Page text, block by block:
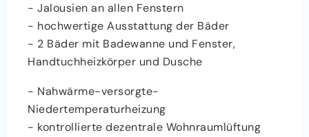
- Jalousien an allen Fenstern
- hochwertige Ausstattung der Bäder
- 2 Bäder mit Badewanne und Fenster,
Handtuchheizkörper und Dusche
- Nahwärme-versorgte-
Niedertemperaturheizung
- kontrollierte dezentrale Wohnraumlüftung